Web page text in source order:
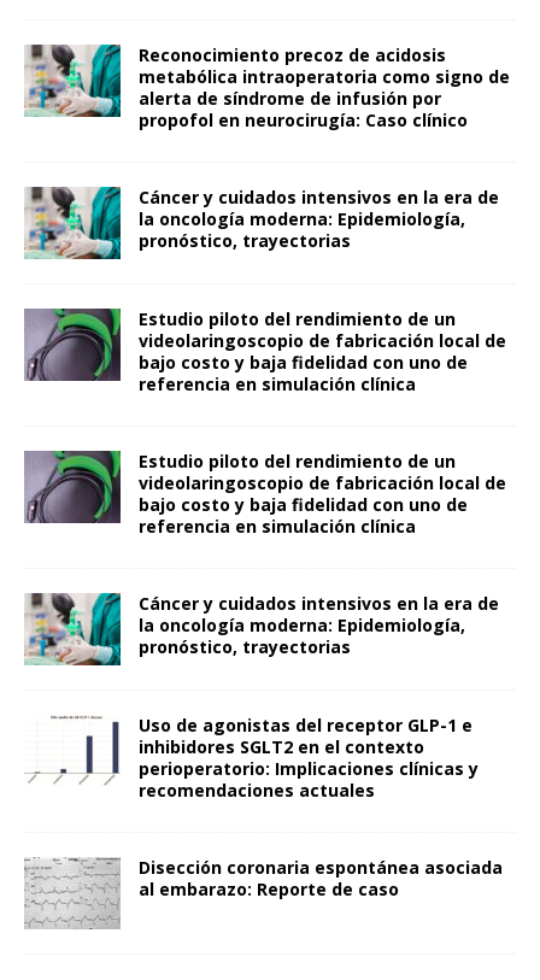
Reconocimiento precoz de acidosis
metabólica intraoperatoria como signo de
alerta de síndrome de infusión por
propofol en neurocirugía: Caso clínico
Cáncer y cuidados intensivos en la era de
la oncología moderna: Epidemiología,
pronóstico, trayectorias
Estudio piloto del rendimiento de un
videolaringoscopio de fabricación local de
bajo costo y baja fidelidad con uno de
referencia en simulación clínica
Estudio piloto del rendimiento de un
videolaringoscopio de fabricación local de
bajo costo y baja fidelidad con uno de
referencia en simulación clínica
Cáncer y cuidados intensivos en la era de
la oncología moderna: Epidemiología,
pronóstico, trayectorias
Uso de agonistas del receptor GLP-1 e
inhibidores SGLT2 en el contexto
perioperatorio: Implicaciones clínicas y
recomendaciones actuales
Disección coronaria espontánea asociada
al embarazo: Reporte de caso